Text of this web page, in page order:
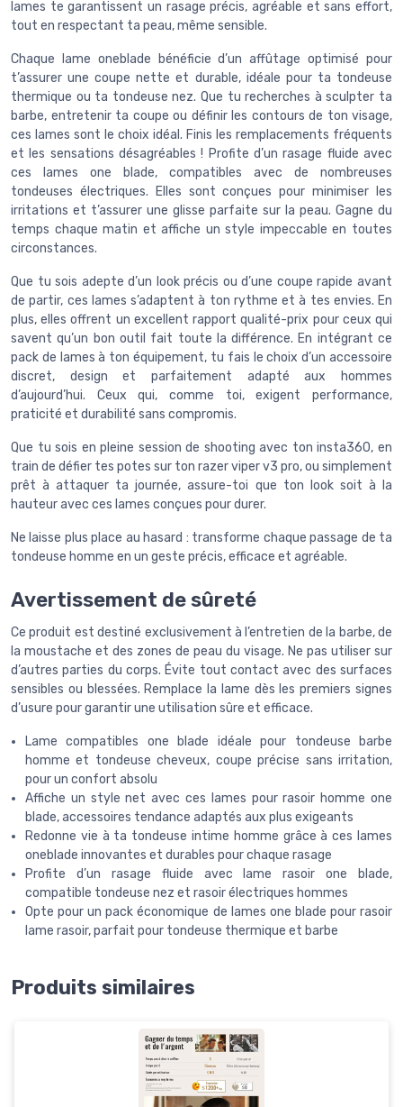
lames te garantissent un rasage précis, agréable et sans effort,
tout en respectant ta peau, même sensible.
Chaque lame oneblade bénéficie d’un affûtage optimisé pour
t’assurer une coupe nette et durable, idéale pour ta tondeuse
thermique ou ta tondeuse nez. Que tu recherches à sculpter ta
barbe, entretenir ta coupe ou définir les contours de ton visage,
ces lames sont le choix idéal. Finis les remplacements fréquents
et les sensations désagréables ! Profite d’un rasage fluide avec
ces lames one blade, compatibles avec de nombreuses
tondeuses électriques. Elles sont conçues pour minimiser les
irritations et t’assurer une glisse parfaite sur la peau. Gagne du
temps chaque matin et affiche un style impeccable en toutes
circonstances.
Que tu sois adepte d’un look précis ou d’une coupe rapide avant
de partir, ces lames s’adaptent à ton rythme et à tes envies. En
plus, elles offrent un excellent rapport qualité-prix pour ceux qui
savent qu’un bon outil fait toute la différence. En intégrant ce
pack de lames à ton équipement, tu fais le choix d’un accessoire
discret, design et parfaitement adapté aux hommes
d’aujourd’hui. Ceux qui, comme toi, exigent performance,
praticité et durabilité sans compromis.
Que tu sois en pleine session de shooting avec ton insta360, en
train de défier tes potes sur ton razer viper v3 pro, ou simplement
prêt à attaquer ta journée, assure-toi que ton look soit à la
hauteur avec ces lames conçues pour durer.
Ne laisse plus place au hasard : transforme chaque passage de ta
tondeuse homme en un geste précis, efficace et agréable.
Avertissement de sûreté
Ce produit est destiné exclusivement à l’entretien de la barbe, de
la moustache et des zones de peau du visage. Ne pas utiliser sur
d’autres parties du corps. Évite tout contact avec des surfaces
sensibles ou blessées. Remplace la lame dès les premiers signes
d’usure pour garantir une utilisation sûre et efficace.
Lame compatibles one blade idéale pour tondeuse barbe
homme et tondeuse cheveux, coupe précise sans irritation,
pour un confort absolu
Affiche un style net avec ces lames pour rasoir homme one
blade, accessoires tendance adaptés aux plus exigeants
Redonne vie à ta tondeuse intime homme grâce à ces lames
oneblade innovantes et durables pour chaque rasage
Profite d’un rasage fluide avec lame rasoir one blade,
compatible tondeuse nez et rasoir électriques hommes
Opte pour un pack économique de lames one blade pour rasoir
lame rasoir, parfait pour tondeuse thermique et barbe
Produits similaires